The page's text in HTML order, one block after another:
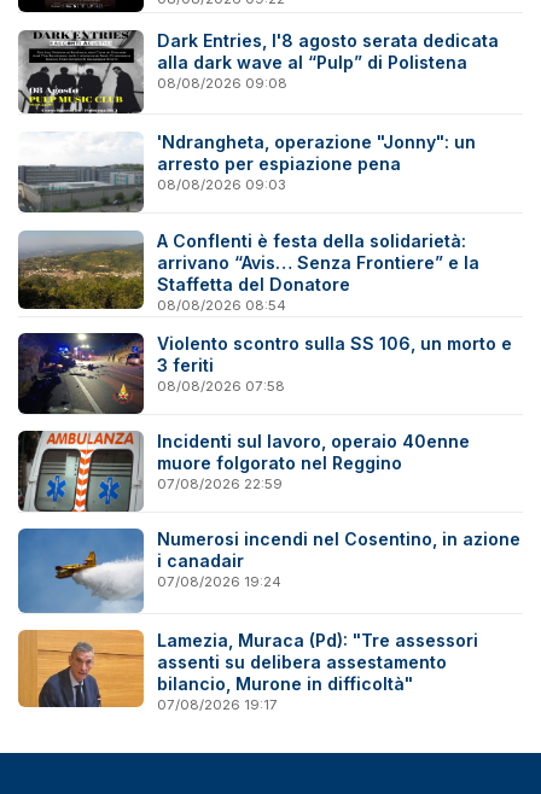
Dark Entries, l'8 agosto serata dedicata
alla dark wave al “Pulp” di Polistena
08/08/2026 09:08
'Ndrangheta, operazione "Jonny": un
arresto per espiazione pena
08/08/2026 09:03
A Conflenti è festa della solidarietà:
arrivano “Avis… Senza Frontiere” e la
Staffetta del Donatore
08/08/2026 08:54
Violento scontro sulla SS 106, un morto e
3 feriti
08/08/2026 07:58
Incidenti sul lavoro, operaio 40enne
muore folgorato nel Reggino
07/08/2026 22:59
Numerosi incendi nel Cosentino, in azione
i canadair
07/08/2026 19:24
Lamezia, Muraca (Pd): "Tre assessori
assenti su delibera assestamento
bilancio, Murone in difficoltà"
07/08/2026 19:17